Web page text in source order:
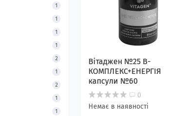
1
1
1
1
2
1
2
1
1
Вітаджен №25 B-
КОМПЛЕКС+ЕНЕРГІЯ
капсули №60
0
Немає в наявності